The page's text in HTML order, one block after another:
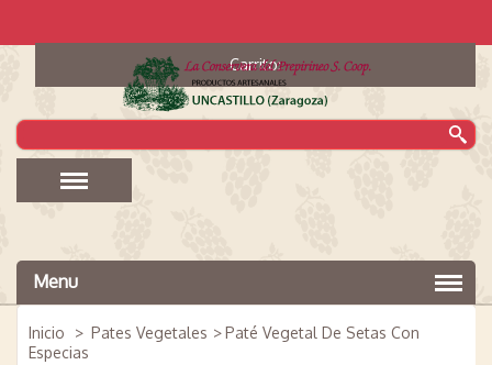
Menu
Carrito:
Inicio > Pates Vegetales >Paté Vegetal De Setas Con
Especias